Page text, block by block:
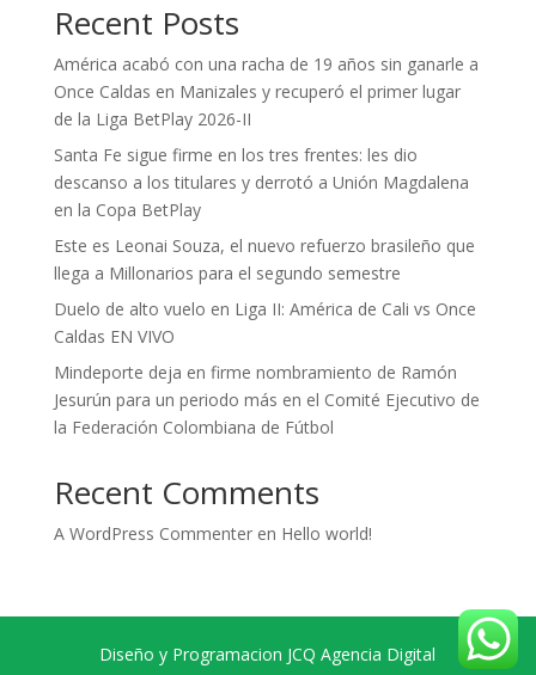
Recent Posts
América acabó con una racha de 19 años sin ganarle a
Once Caldas en Manizales y recuperó el primer lugar
de la Liga BetPlay 2026-II
Santa Fe sigue firme en los tres frentes: les dio
descanso a los titulares y derrotó a Unión Magdalena
en la Copa BetPlay
Este es Leonai Souza, el nuevo refuerzo brasileño que
llega a Millonarios para el segundo semestre
Duelo de alto vuelo en Liga II: América de Cali vs Once
Caldas EN VIVO
Mindeporte deja en firme nombramiento de Ramón
Jesurún para un periodo más en el Comité Ejecutivo de
la Federación Colombiana de Fútbol
Recent Comments
A WordPress Commenteren Hello world!
Diseño y Programacion JCQ Agencia Digital